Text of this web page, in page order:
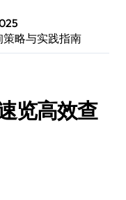
略与实践指南
览高效查